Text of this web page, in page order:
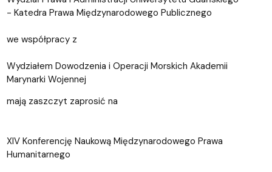
- Katedra Prawa Międzynarodowego Publicznego
we współpracy z
Wydziałem Dowodzenia i Operacji Morskich Akademii
Marynarki Wojennej
mają zaszczyt zaprosić na
XIV Konferencję Naukową Międzynarodowego Prawa
Humanitarnego